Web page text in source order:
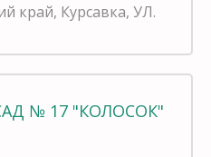
край, Курсавка, УЛ.
№ 17 "КОЛОСОК"